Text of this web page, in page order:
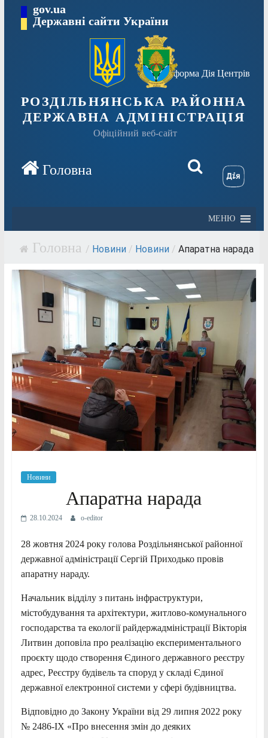
Перейтиgov.ua
Державні сайти України
Платформа Дія Центрів
РОЗДІЛЬНЯНСЬКА РАЙОННА
ДЕРЖАВНА АДМІНІСТРАЦІЯ
Офіційний веб-сайт
МЕНЮ
/ Новини / Новини / Апаратна нарада
Новини
Апаратна нарада
28.10.2024 o-editor
28 жовтня 2024 року голова Роздільнянської районної
державної адміністрації Сергій Приходько провів
апаратну нараду.
Начальник відділу з питань інфраструктури,
містобудування та архітектури, житлово-комунального
господарства та екології райдержадміністрації Вікторія
Литвин доповіла про реалізацію експериментального
проєкту щодо створення Єдиного державного реєстру
адрес, Реєстру будівель та споруд у складі Єдиної
державної електронної системи у сфері будівництва.
Відповідно до Закону України від 29 липня 2022 року
№ 2486-IX «Про внесення змін до деяких